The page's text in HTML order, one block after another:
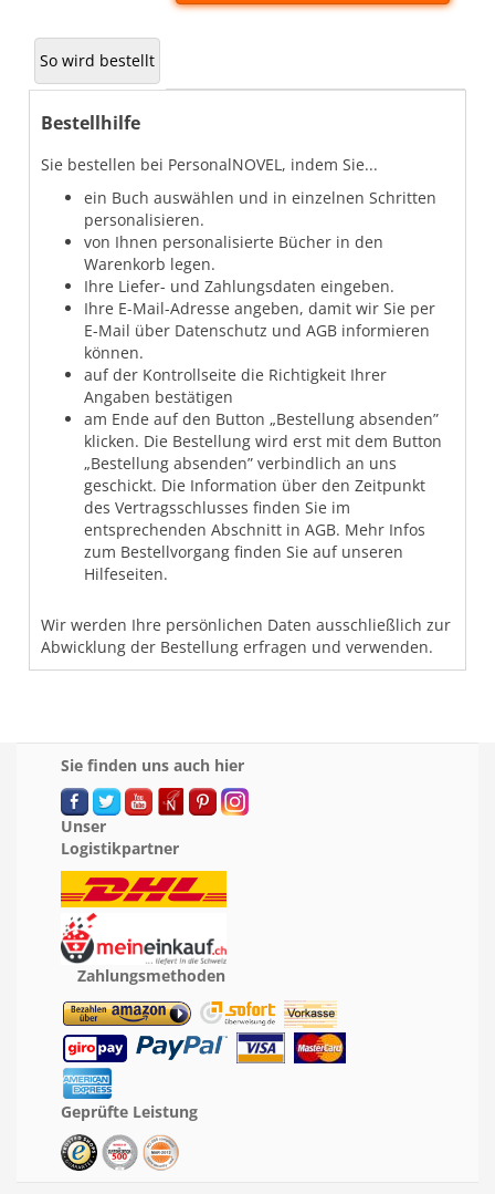
So wird bestellt
Bestellhilfe
Sie bestellen bei PersonalNOVEL, indem Sie...
ein Buch auswählen und in einzelnen Schritten
personalisieren.
von Ihnen personalisierte Bücher in den
Warenkorb legen.
Ihre Liefer- und Zahlungsdaten eingeben.
Ihre E-Mail-Adresse angeben, damit wir Sie per
E-Mail über Datenschutz und AGB informieren
können.
auf der Kontrollseite die Richtigkeit Ihrer
Angaben bestätigen
am Ende auf den Button „Bestellung absenden”
klicken. Die Bestellung wird erst mit dem Button
„Bestellung absenden” verbindlich an uns
geschickt. Die Information über den Zeitpunkt
des Vertragsschlusses finden Sie im
entsprechenden Abschnitt in AGB. Mehr Infos
zum Bestellvorgang finden Sie auf unseren
Hilfeseiten.
Wir werden Ihre persönlichen Daten ausschließlich zur
Abwicklung der Bestellung erfragen und verwenden.
Sie finden uns auch hier
Unser
Logistikpartner
Zahlungsmethoden
Geprüfte Leistung